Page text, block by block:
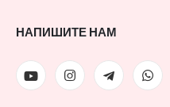
НАПИШИТЕ НАМ